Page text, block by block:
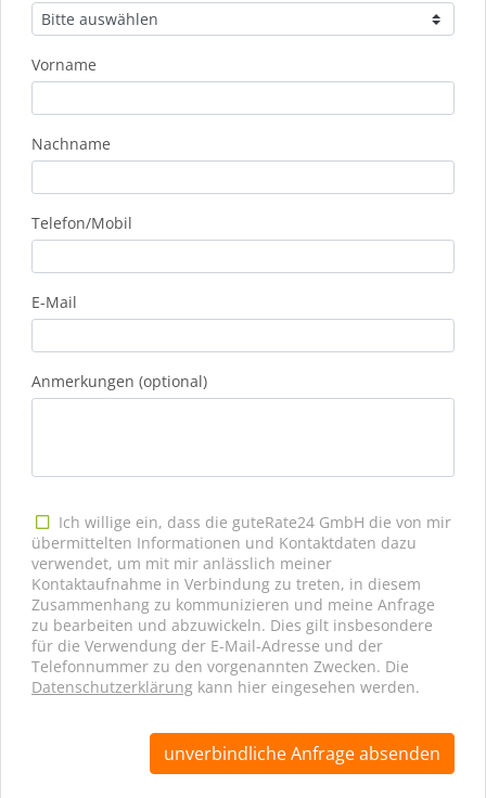
Vorname
Nachname
Telefon/Mobil
E-Mail
Anmerkungen (optional)
Ich willige ein, dass die guteRate24 GmbH die von mir
übermittelten Informationen und Kontaktdaten dazu
verwendet, um mit mir anlässlich meiner
Kontaktaufnahme in Verbindung zu treten, in diesem
Zusammenhang zu kommunizieren und meine Anfrage
zu bearbeiten und abzuwickeln. Dies gilt insbesondere
für die Verwendung der E-Mail-Adresse und der
Telefonnummer zu den vorgenannten Zwecken. Die
Datenschutzerklärung kann hier eingesehen werden.
unverbindliche Anfrage absenden